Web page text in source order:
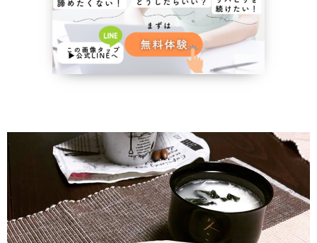
NPO法人Reジョブ大阪